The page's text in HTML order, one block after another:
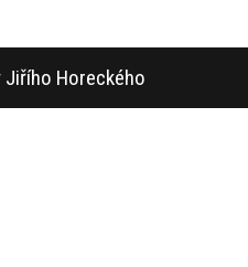
Horeckého